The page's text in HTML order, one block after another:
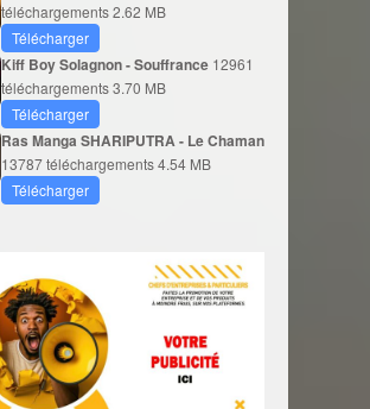
téléchargements2.62 MB
Télécharger
Kiff Boy Solagnon - Souffrance 12961
téléchargements3.70 MB
Télécharger
Ras Manga SHARIPUTRA - Le Chaman
13787 téléchargements4.54 MB
Télécharger